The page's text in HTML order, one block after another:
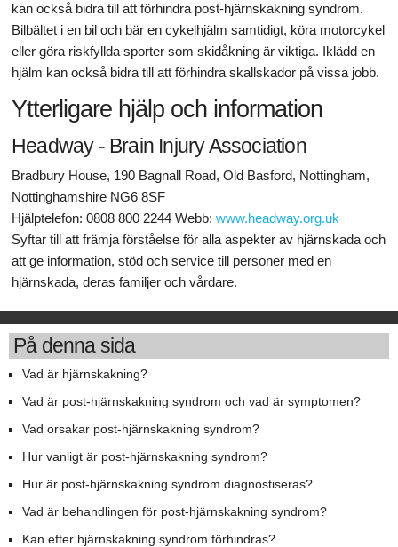
kan också bidra till att förhindra post-hjärnskakning syndrom.
Bilbältet i en bil och bär en cykelhjälm samtidigt, köra motorcykel
eller göra riskfyllda sporter som skidåkning är viktiga. Iklädd en
hjälm kan också bidra till att förhindra skallskador på vissa jobb.
Ytterligare hjälp och information
Headway - Brain Injury Association
Bradbury House, 190 Bagnall Road, Old Basford, Nottingham,
Nottinghamshire NG6 8SF
Hjälptelefon: 0808 800 2244 Webb: www.headway.org.uk
Syftar till att främja förståelse för alla aspekter av hjärnskada och
att ge information, stöd och service till personer med en
hjärnskada, deras familjer och vårdare.
På denna sida
Vad är hjärnskakning?
Vad är post-hjärnskakning syndrom och vad är symptomen?
Vad orsakar post-hjärnskakning syndrom?
Hur vanligt är post-hjärnskakning syndrom?
Hur är post-hjärnskakning syndrom diagnostiseras?
Vad är behandlingen för post-hjärnskakning syndrom?
Kan efter hjärnskakning syndrom förhindras?